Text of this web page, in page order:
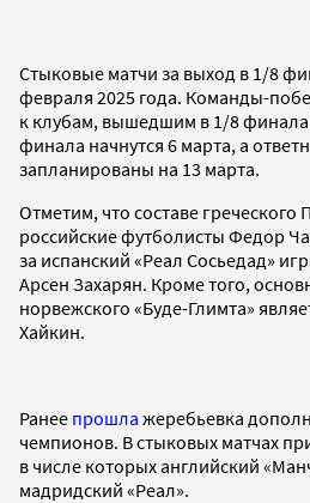
Стыковые матчи за выход в 1/8
февраля 2025 года. Команды-
к клубам, вышедшим в 1/8
финала начнутся 6 марта, а
запланированы на 13 марта.
Отметим, что составе
российские футболисты Федор
за испанский «Реал Сосьедад»
Арсен Захарян. Кроме того,
норвежского «Буде-Глимта»
Хайкин.
Ранее прошла жеребьевка
чемпионов. В стыковых матчах
в числе которых английский
мадридский «Реал».